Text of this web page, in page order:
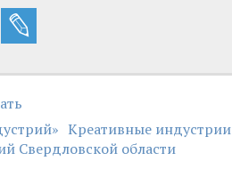
Креативные индустрии
Свердловской области